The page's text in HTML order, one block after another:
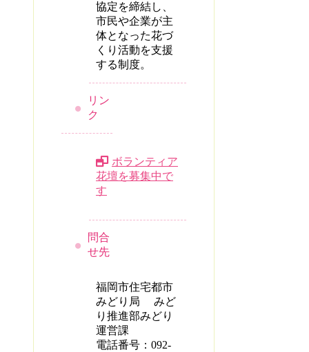
協定を締結し、
市民や企業が主
体となった花づ
くり活動を支援
する制度。
リン
ク
ボランティア
花壇を募集中で
す
問合
せ先
福岡市住宅都市
みどり局 みど
り推進部みどり
運営課
電話番号：092-